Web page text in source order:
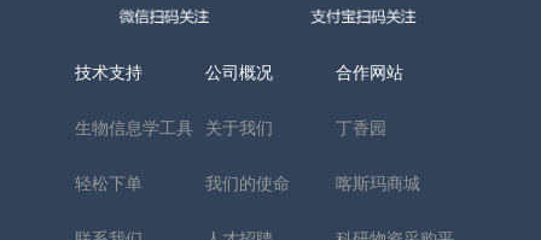
技术支持
生物信息学工具
轻松下单
公司概况
关于我们
我们的使命
合作网站
丁香园
喀斯玛商城